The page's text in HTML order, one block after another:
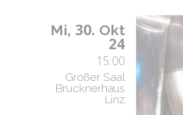
Mi, 30. Okt
24
15:00
Großer Saal
Brucknerhaus
Linz